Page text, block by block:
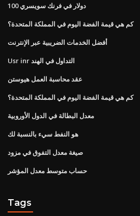
100 دولار في فرنك سويسري
كم هي قيمة الفضة اليوم في المملكة المتحدة؟
أفضل الخدمات الضريبية عبر الإنترنت
Usr inr التداول في الهند
عقد محاسبة العمل هيوستن
كم هي قيمة الفضة اليوم في المملكة المتحدة؟
معدل البطالة في الدول الأوروبية
هو النفط سيء بالنسبة لك
صيغة معدل التفوق في مزود
حساب متوسط ​​معدل المؤشر
Tags